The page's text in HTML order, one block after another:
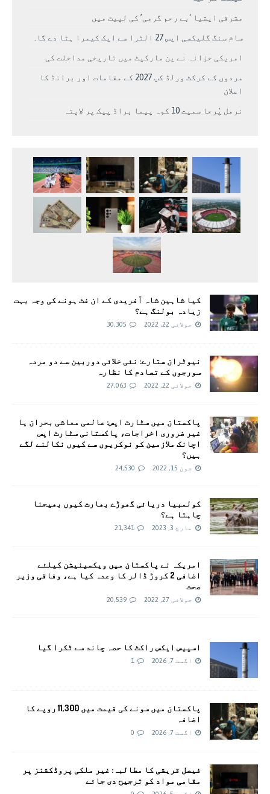
مشرقی ایشیا ‘بے رحم گرمی’ کی لپیٹ میں
سام سنگ گلیکسی ایس 27 الٹرا سے ایک کیمرا ہٹا دے گا.
امریکی خزانہ نے ین مارکیٹ میں تاریخی مداخلت کی
مردوں کے کرکٹ ورلڈ کپ 2027 کے مقامات اور برانڈ کا
اعلان
نرمل پُرجا سمیت 10 کوہ پیما براڈ پیک پر لاپتہ
کیا شاہین شاہ آفریدی کے ان فٹ ہونے کی وجہ بہت
زیادہ بولنگ ہے؟
جولائی 22, 2022 30,305
نیوٹران ستارے: نئی خلائی دوربین سے دو مردہ
سورجوں کے تصادم کا نظارہ
جولائی 22, 2022 27,063
پاکستان میں سٹارٹ اپس: عالمی معاشی بحران یا
غیر ضروری اخراجات، پاکستانی سٹارٹ اپس
اچانک ملازمین کو نوکریوں سے کیوں نکالنے لگے
ہیں؟
جون 15, 2022 24,530
کولمبیا دریائی گھوڑے بھارت کیوں بھیجنا
چاہتا ہے؟
مارچ 3, 2023 21,341
امريکہ نے پاکستان میں ویکسینیشن کیلئے
اضافی 2 کروڑ ڈالر کا وعدہ کیا ہے، وفاقی وزیر
صحت
جولائی 27, 2022 20,539
اسپیس ایکس راکٹ کا حصہ چاند سے ٹکرا گیا
اگست 7, 2026 1
پاکستان میں سونے کی قیمت میں 11,300 روپے کا
اضافہ
اگست 7, 2026 0
فیصل قریشی کا مطالبہ: غیر ملکی پروڈکشنز پر
مقامی مواد کو ترجیح دی جائے